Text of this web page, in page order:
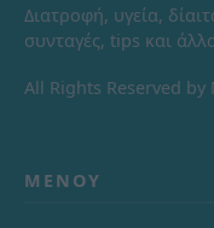
Διατροφή, υγεία,
συνταγές, tips και
All Rights Reserved
ΜΕΝΟΎ